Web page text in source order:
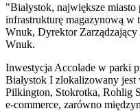
"Białystok, największe
infrastrukturę magazynową w
Wnuk, Dyrektor
Wnuk.
Inwestycja Accolade w parki
Białystok I zlokalizowany jest
Pilkington, Stokrotka, Rohlig
e-commerce, zarówno